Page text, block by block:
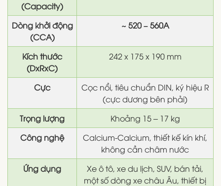
(Capacity)
Dòng khởi động
(CCA)
~ 520 – 560A
Kích thước
(DxRxC)
242 x 175 x 190 mm
Cực
Cọc nổi, tiêu chuẩn DIN, ký hiệu R
(cực dương bên phải)
Trọng lượng
Khoảng 15 – 17 kg
Công nghệ
Calcium-Calcium, thiết kế kín khí,
không cần châm nước
Ứng dụng
Xe ô tô, xe du lịch, SUV, bán tải,
một số dòng xe châu Âu, thiết bị